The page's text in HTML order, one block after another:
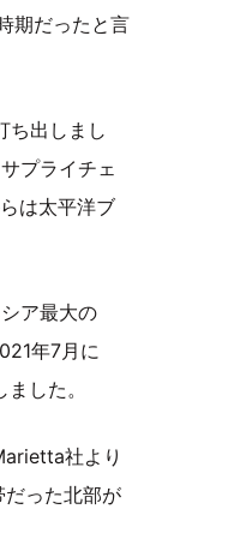
期だったと言
ち出しまし
プライチェ
は太平洋ブ
ア最大の
年7月に
した。
社より
った北部が